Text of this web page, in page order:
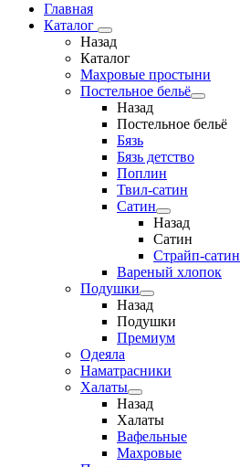
Главная
Каталог
Назад
Каталог
Махровые простыни
Постельное бельё
Назад
Постельное бельё
Бязь
Бязь детство
Поплин
Твил-сатин
Сатин
Назад
Сатин
Страйп-сатин
Вареный хлопок
Подушки
Назад
Подушки
Премиум
Одеяла
Наматрасники
Халаты
Назад
Халаты
Вафельные
Махровые